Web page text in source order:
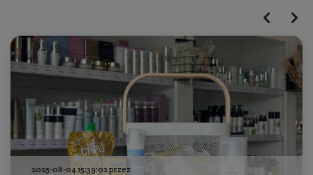
2025-08-04 15:39:02 przez